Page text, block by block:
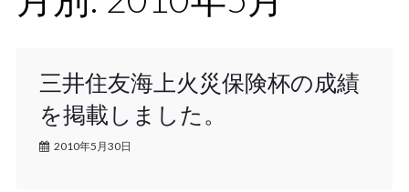
三井住友海上火災保険杯の成績
を掲載しました。
2010年5月30日